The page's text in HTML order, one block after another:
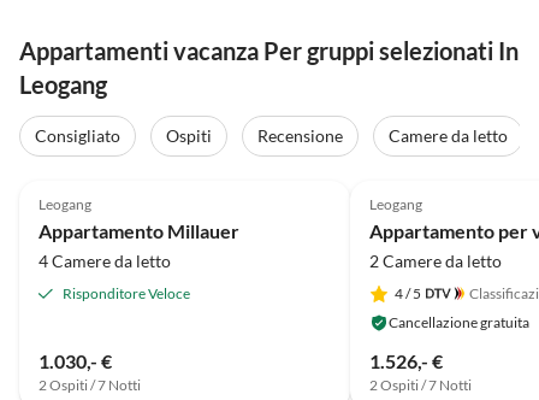
Appartamenti vacanza Per gruppi selezionati In
Leogang
Consigliato Ospiti Recensione
Camere da letto
Leogang
Appartamento Millauer
4 Camere da letto
Risponditore Veloce
1.030,- €
2 Ospiti / 7 Notti
Leogang
2 Camere da letto
4/ 5
Cancellazione gratuita
1.526,- €
2 Ospiti / 7 Notti